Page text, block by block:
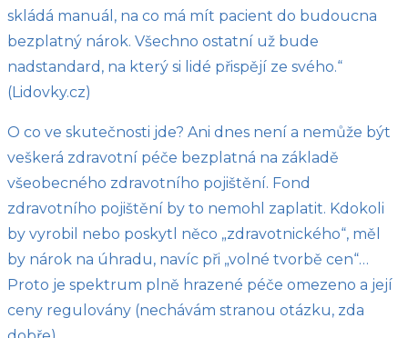
skládá manuál, na co má mít pacient do budoucna
bezplatný nárok. Všechno ostatní už bude
nadstandard, na který si lidé přispějí ze svého.“
(Lidovky.cz)
O co ve skutečnosti jde? Ani dnes není a nemůže být
veškerá zdravotní péče bezplatná na základě
všeobecného zdravotního pojištění. Fond
zdravotního pojištění by to nemohl zaplatit. Kdokoli
by vyrobil nebo poskytl něco „zdravotnického“, měl
by nárok na úhradu, navíc při „volné tvorbě cen“…
Proto je spektrum plně hrazené péče omezeno a její
ceny regulovány (nechávám stranou otázku, zda